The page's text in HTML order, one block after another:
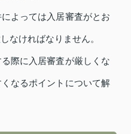
よっては入居審査がとお
なければなりません。
際に入居審査が厳しくな
なるポイントについて解